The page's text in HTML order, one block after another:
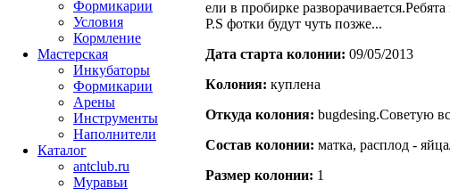
ели в пробирке
P.S фотки будут чуть позже...
Дата старта кoлонии: 09/05/2013
Кoлония: куплена
Откуда кoлония: bugdesing.Советую
Состав кoлонии: матка, расплод -
Размер кoлонии: 1
Формикарии
Условия
Кормление
Мастерская
Инкубаторы
Формикарии
Арены
Инструменты
Наполнители
Каталог
antclub.ru
Муравьи